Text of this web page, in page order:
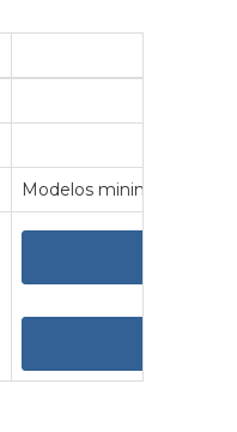
Modelos minimalistas y